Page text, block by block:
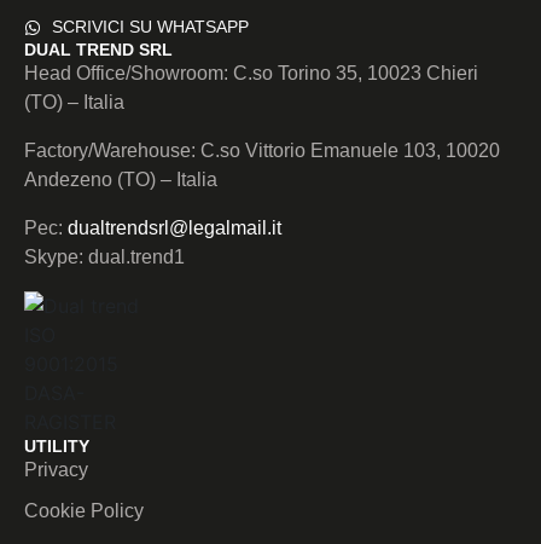
DUAL TREND SRL
Head Office/Showroom: C.so Torino 35, 10023 Chieri
(TO) – Italia
Factory/Warehouse: C.so Vittorio Emanuele 103, 10020
Andezeno (TO) – Italia
Pec: dualtrendsrl@legalmail.it
Skype: dual.trend1
UTILITY
Privacy
Cookie Policy
SCRIVICI SU WHATSAPP